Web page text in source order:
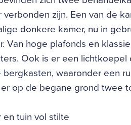
zijn. Een van de
donkere kamer, nu in
Van hoge plafonds en
Ook is er een
waaronder een
op de begane grond twee
tuin vol stilte